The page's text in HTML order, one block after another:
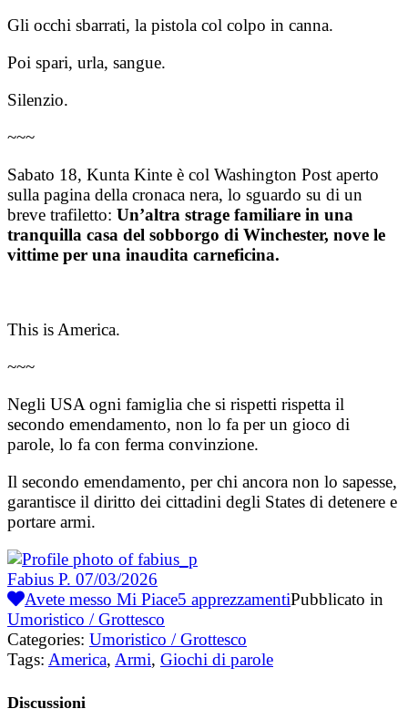
Gli occhi sbarrati, la pistola col colpo in canna.
Poi spari, urla, sangue.
Silenzio.
~~~
Sabato 18, Kunta Kinte è col Washington Post aperto
sulla pagina della cronaca nera, lo sguardo su di un
breve trafiletto: Un’altra strage familiare in una
tranquilla casa del sobborgo di Winchester, nove le
vittime per una inaudita carneficina.
This is America.
~~~
Negli USA ogni famiglia che si rispetti rispetta il
secondo emendamento, non lo fa per un gioco di
parole, lo fa con ferma convinzione.
Il secondo emendamento, per chi ancora non lo sapesse,
garantisce il diritto dei cittadini degli States di detenere e
portare armi.
Fabius P. 07/03/2026
Avete messo Mi Piace5 apprezzamentiPubblicato in
Umoristico / Grottesco
Categories: Umoristico / Grottesco
Tags: America, Armi, Giochi di parole
Discussioni